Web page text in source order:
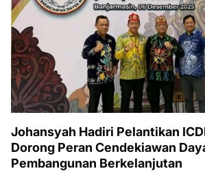
Johansyah Hadiri Pelantikan
Dorong Peran Cendekiawan
Pembangunan Berkelanjutan